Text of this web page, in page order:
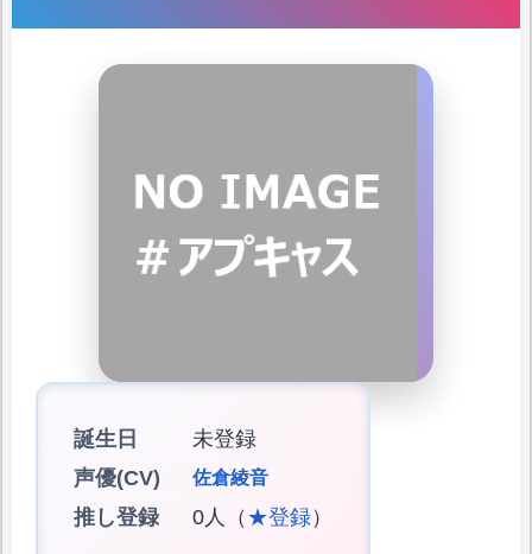
誕生日
未登録
声優(CV)
佐倉綾音
推し登録 0人（ ★登録）